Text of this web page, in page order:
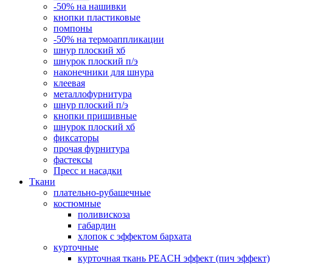
-50% на нашивки
кнопки пластиковые
помпоны
-50% на термоаппликации
шнур плоский хб
шнурок плоский п/э
наконечники для шнура
клеевая
металлофурнитура
шнур плоский п/э
кнопки пришивные
шнурок плоский хб
фиксаторы
прочая фурнитура
фастексы
Пресс и насадки
Ткани
плательно-рубашечные
костюмные
поливискоза
габардин
хлопок с эффектом бархата
курточные
курточная ткань PEACH эффект (пич эффект)